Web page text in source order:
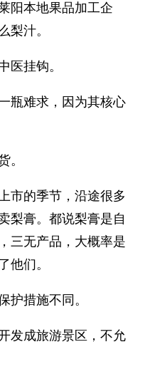
阳本地果品加工企
汁。
医挂钩。
瓶难求，因为其核心
市的季节，沿途很多
梨膏。都说梨膏是自
三无产品，大概率是
们。
护措施不同。
发成旅游景区，不允